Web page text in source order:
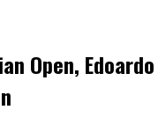
Open, Edoardo